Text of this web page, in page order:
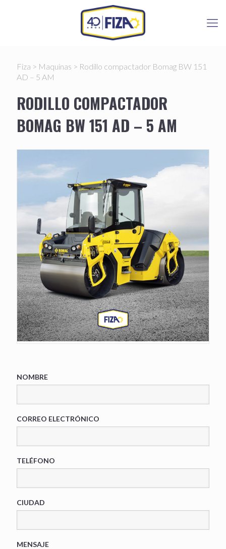
Fiza > Maquinas > Rodillo compactador Bomag BW 151
AD – 5 AM
RODILLO COMPACTADOR
BOMAG BW 151 AD – 5 AM
NOMBRE
CORREO ELECTRÓNICO
TELÉFONO
CIUDAD
MENSAJE